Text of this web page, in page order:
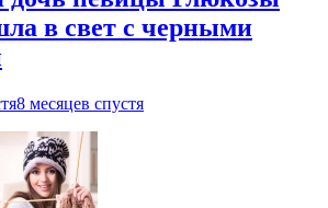
в свет с черными
8 месяцев спустя